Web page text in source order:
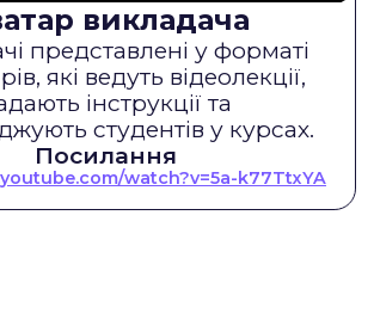
викладача
представлені у форматі
які ведуть відеолекції,
інструкції та
студентів у курсах.
Посилання
watch?v=5a-k77TtxYA